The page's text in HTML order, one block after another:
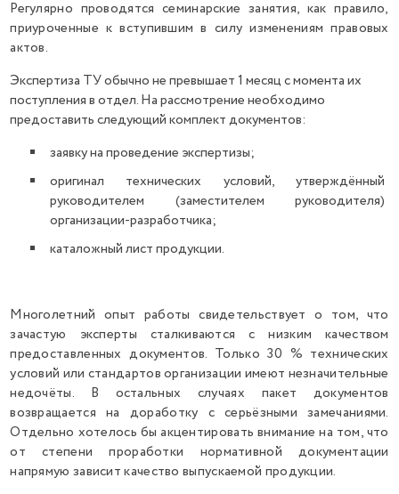
Регулярно проводятся семинарские занятия, как правило,
приуроченные к вступившим в силу изменениям правовых
актов.
Экспертиза ТУ обычно не превышает 1 месяц с момента их
поступления в отдел. На рассмотрение необходимо
предоставить следующий комплект документов:
заявку на проведение экспертизы;
оригинал технических условий, утверждённый
руководителем (заместителем руководителя)
организации-разработчика;
каталожный лист продукции.
Многолетний опыт работы свидетельствует о том, что
зачастую эксперты сталкиваются с низким качеством
предоставленных документов. Только 30 % технических
условий или стандартов организации имеют незначительные
недочёты. В остальных случаях пакет документов
возвращается на доработку с серьёзными замечаниями.
Отдельно хотелось бы акцентировать внимание на том, что
от степени проработки нормативной документации
напрямую зависит качество выпускаемой продукции.